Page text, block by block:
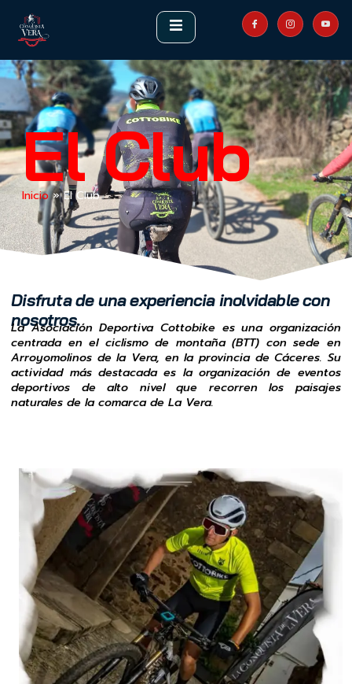
El Club
Inicio»El Club
Disfruta de una experiencia inolvidable con
nosotros.
La Asociación Deportiva Cottobike es una organización
centrada en el ciclismo de montaña (BTT) con sede en
Arroyomolinos de la Vera, en la provincia de Cáceres. Su
actividad más destacada es la organización de eventos
deportivos de alto nivel que recorren los paisajes
naturales de la comarca de La Vera.